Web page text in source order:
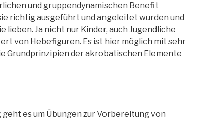
und gruppendynamischen Benefit
richtig ausgeführt und angeleitet wurden und
lieben. Ja nicht nur Kinder, auch Jugendliche
von Hebefiguren. Es ist hier möglich mit sehr
Grundprinzipien der akrobatischen Elemente
es um Übungen zur Vorbereitung von